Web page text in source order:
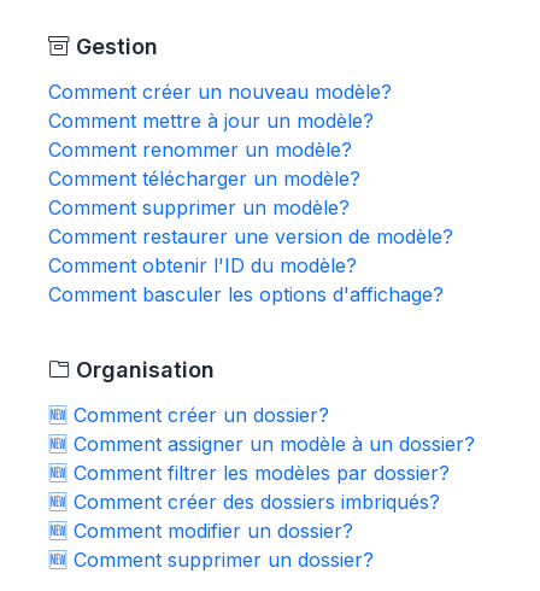
Gestion
Comment créer un nouveau modèle?
Comment mettre à jour un modèle?
Comment renommer un modèle?
Comment télécharger un modèle?
Comment supprimer un modèle?
Comment restaurer une version de modèle?
Comment obtenir l'ID du modèle?
Comment basculer les options d'affichage?
Organisation
🆕 Comment créer un dossier?
🆕 Comment assigner un modèle à un dossier?
🆕 Comment filtrer les modèles par dossier?
🆕 Comment créer des dossiers imbriqués?
🆕 Comment modifier un dossier?
🆕 Comment supprimer un dossier?